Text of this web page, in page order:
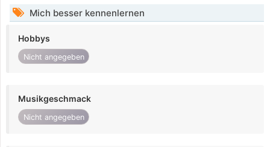
Mich besser kennenlernen
Hobbys
Nicht angegeben
Musikgeschmack
Nicht angegeben